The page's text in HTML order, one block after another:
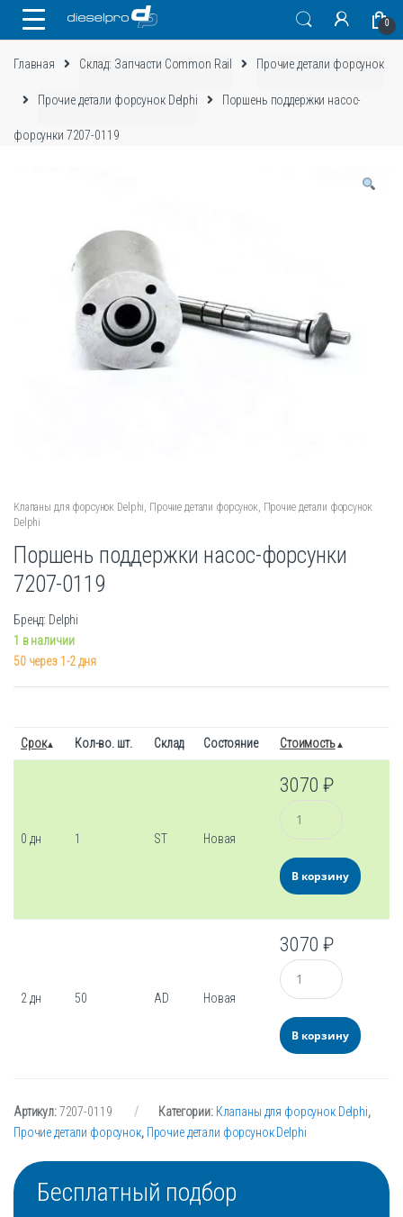
0
Главная Склад: Запчасти Common Rail Прочие детали форсунок
Прочие детали форсунок Delphi Поршень поддержки насос-
форсунки 7207-0119
Клапаны для форсунок Delphi Прочие детали форсунок Прочие детали форсунок
Delphi
Поршень поддержки насос-форсунки
7207-0119
Бренд: Delphi
1 в наличии
50 через 1-2 дня
Срок Кол-во. шт. Склад Состояние Стоимость
0 дн 1 ST Новая
3070₽
Количество
В корзину
2 дн 50 AD Новая
3070₽
Количество
В корзину
Артикул:7207-0119 Категории: Клапаны для форсунок Delphi,
Прочие детали форсунок, Прочие детали форсунок Delphi
Бесплатный подбор